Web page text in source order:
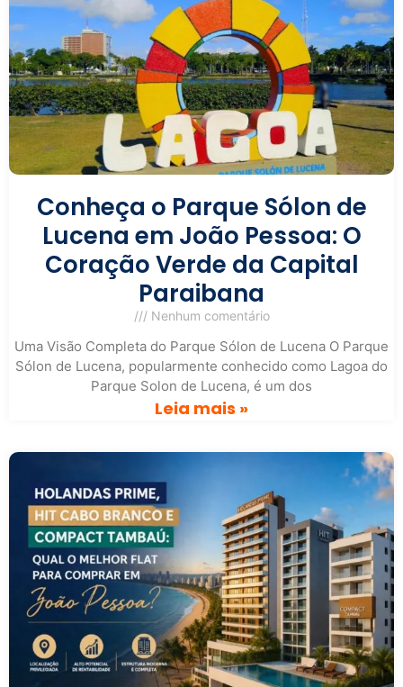
Conheça o Parque Sólon de
Lucena em João Pessoa: O
Coração Verde da Capital
Paraibana
Nenhum comentário
Uma Visão Completa do Parque Sólon de Lucena O Parque
Sólon de Lucena, popularmente conhecido como Lagoa do
Parque Solon de Lucena, é um dos
Leia mais »